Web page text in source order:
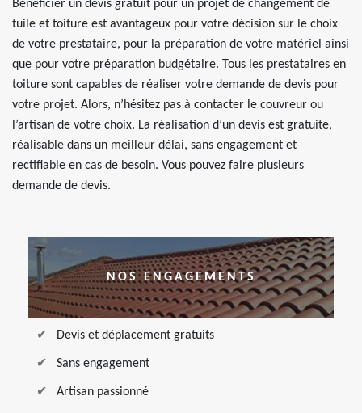
Bénéficier un devis gratuit pour un projet de changement de
tuile et toiture est avantageux pour votre décision sur le choix
de votre prestataire, pour la préparation de votre matériel ainsi
que pour votre préparation budgétaire. Tous les prestataires en
toiture sont capables de réaliser votre demande de devis pour
votre projet. Alors, n’hésitez pas à contacter le couvreur ou
l’artisan de votre choix. La réalisation d’un devis est gratuite,
réalisable dans un meilleur délai, sans engagement et
rectifiable en cas de besoin. Vous pouvez faire plusieurs
demande de devis.
NOS ENGAGEMENTS
Devis et déplacement gratuits
Sans engagement
Artisan passionné